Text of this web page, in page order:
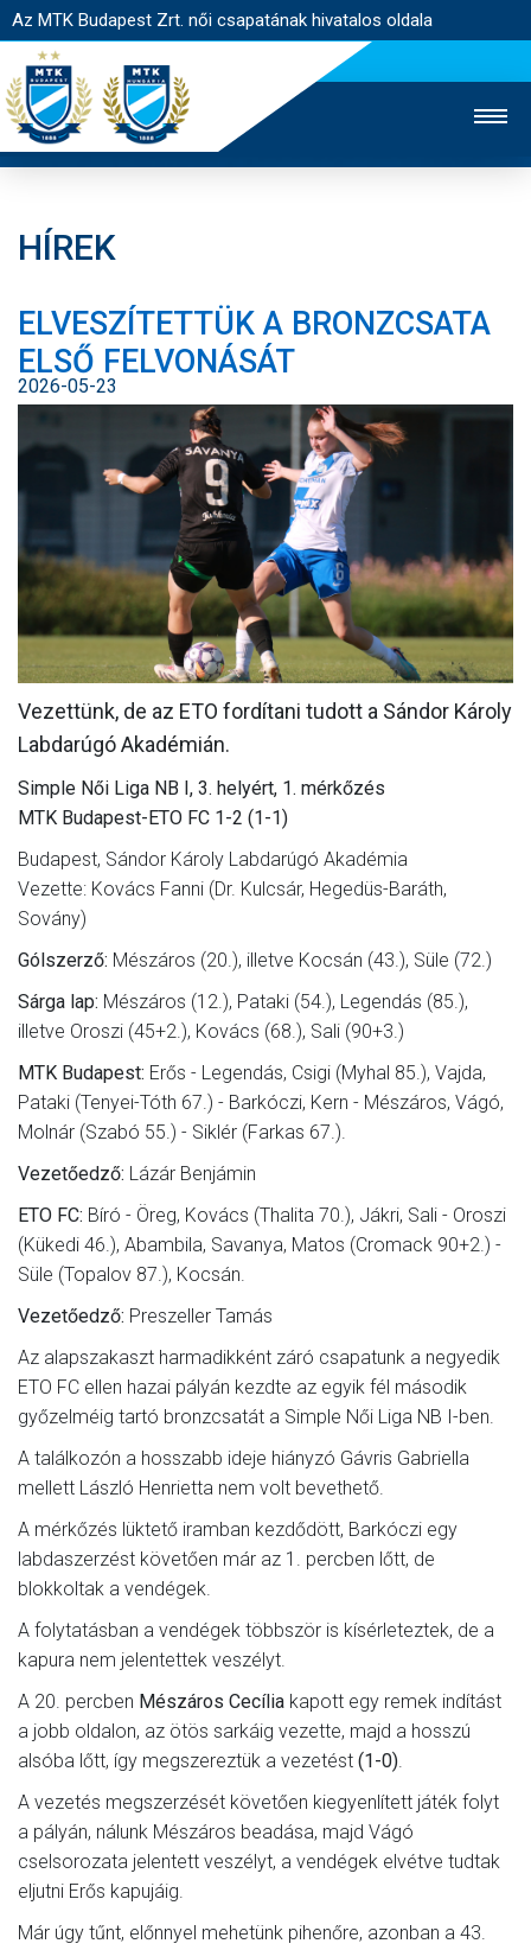
Az MTK Budapest Zrt. női csapatának hivatalos oldala
JEGYÉRTÉKESÍTÉS
WEBSHOP
STADION
EGYESÜLET
KAPCSOLAT
NYITÓLAP
HÍREK
CSAPAT
MÉRKŐZÉSEK
JELENTKEZÉS
KLUB
GALÉRIA
SZURKOLÓI ÉLMÉNYEK
SAJTÓ
HÍREK
ELVESZÍTETTÜK A BRONZCSATA
ELSŐ FELVONÁSÁT
2026-05-23
Vezettünk, de az ETO fordítani tudott a Sándor Károly
Labdarúgó Akadémián.
Simple Női Liga NB I, 3. helyért, 1. mérkőzés
MTK Budapest-ETO FC 1-2 (1-1)
Budapest, Sándor Károly Labdarúgó Akadémia
Vezette: Kovács Fanni (Dr. Kulcsár, Hegedüs-Baráth,
Sovány)
Gólszerző: Mészáros (20.), illetve Kocsán (43.), Süle (72.)
Sárga lap: Mészáros (12.), Pataki (54.), Legendás (85.),
illetve Oroszi (45+2.), Kovács (68.), Sali (90+3.)
MTK Budapest: Erős - Legendás, Csigi (Myhal 85.), Vajda,
Pataki (Tenyei-Tóth 67.) - Barkóczi, Kern - Mészáros, Vágó,
Molnár (Szabó 55.) - Siklér (Farkas 67.).
Vezetőedző: Lázár Benjámin
ETO FC: Bíró - Öreg, Kovács (Thalita 70.), Jákri, Sali - Oroszi
(Kükedi 46.), Abambila, Savanya, Matos (Cromack 90+2.) -
Süle (Topalov 87.), Kocsán.
Vezetőedző: Preszeller Tamás
Az alapszakaszt harmadikként záró csapatunk a negyedik
ETO FC ellen hazai pályán kezdte az egyik fél második
győzelméig tartó bronzcsatát a Simple Női Liga NB I-ben.
A találkozón a hosszabb ideje hiányzó Gávris Gabriella
mellett László Henrietta nem volt bevethető.
A mérkőzés lüktető iramban kezdődött, Barkóczi egy
labdaszerzést követően már az 1. percben lőtt, de
blokkoltak a vendégek.
A folytatásban a vendégek többször is kísérleteztek, de a
kapura nem jelentettek veszélyt.
A 20. percben Mészáros Cecília kapott egy remek indítást
a jobb oldalon, az ötös sarkáig vezette, majd a hosszú
alsóba lőtt, így megszereztük a vezetést (1-0).
A vezetés megszerzését követően kiegyenlített játék folyt
a pályán, nálunk Mészáros beadása, majd Vágó
cselsorozata jelentett veszélyt, a vendégek elvétve tudtak
eljutni Erős kapujáig.
Már úgy tűnt, előnnyel mehetünk pihenőre, azonban a 43.